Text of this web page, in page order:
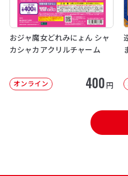
おジャ魔女どれみにょん シャ
カシャカアクリルチャーム
オンライン 400円